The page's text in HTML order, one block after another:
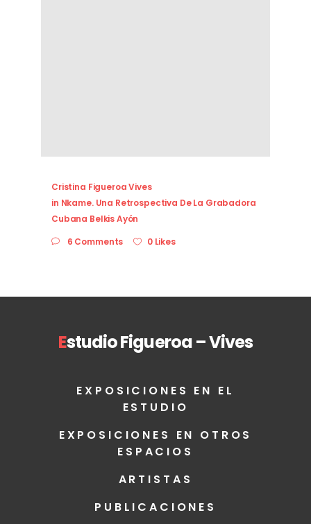
Cristina Figueroa Vives
in Nkame. Una Retrospectiva De La Grabadora
Cubana Belkis Ayón
6 Comments
0 Likes
Estudio Figueroa – Vives
EXPOSICIONES EN EL
ESTUDIO
EXPOSICIONES EN OTROS
ESPACIOS
ARTISTAS
PUBLICACIONES